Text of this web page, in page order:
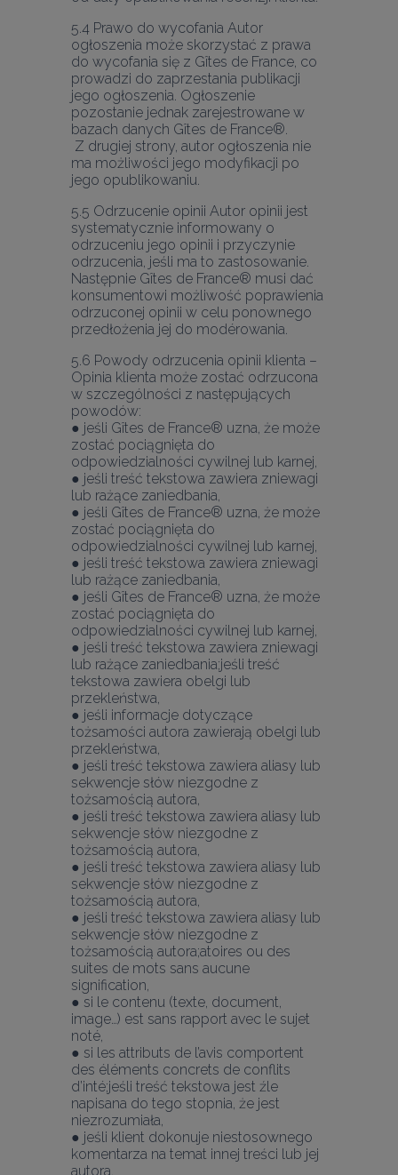
5.4 Prawo do wycofania Autor
ogłoszenia może skorzystać z prawa
do wycofania się z Gîtes de France, co
prowadzi do zaprzestania publikacji
jego ogłoszenia. Ogłoszenie
pozostanie jednak zarejestrowane w
bazach danych Gîtes de France®.
ma możliwości jego modyfikacji po
5.5 Odrzucenie opinii Autor opinii jest
systematycznie informowany o
odrzuceniu jego opinii i przyczynie
odrzucenia, jeśli ma to zastosowanie.
Następnie Gîtes de France® musi dać
konsumentowi możliwość poprawienia
odrzuconej opinii w celu ponownego
5.6 Powody odrzucenia opinii klienta –
Opinia klienta może zostać odrzucona
w szczególności z następujących
powodów:
● jeśli Gîtes de France® uzna, że może
zostać pociągnięta do
odpowiedzialności cywilnej lub karnej,
● jeśli treść tekstowa zawiera zniewagi
lub rażące zaniedbania,
● jeśli Gîtes de France® uzna, że może
zostać pociągnięta do
odpowiedzialności cywilnej lub karnej,
● jeśli treść tekstowa zawiera zniewagi
lub rażące zaniedbania,
● jeśli Gîtes de France® uzna, że może
zostać pociągnięta do
odpowiedzialności cywilnej lub karnej,
● jeśli treść tekstowa zawiera zniewagi
lub rażące zaniedbania;jeśli treść
tekstowa zawiera obelgi lub
przekleństwa,
● jeśli informacje dotyczące
tożsamości autora zawierają obelgi lub
przekleństwa,
● jeśli treść tekstowa zawiera aliasy lub
sekwencje słów niezgodne z
tożsamością autora,
● jeśli treść tekstowa zawiera aliasy lub
sekwencje słów niezgodne z
tożsamością autora,
● jeśli treść tekstowa zawiera aliasy lub
sekwencje słów niezgodne z
tożsamością autora,
● jeśli treść tekstowa zawiera aliasy lub
sekwencje słów niezgodne z
tożsamością autora;atoires ou des
suites de mots sans aucune
signification,
● si le contenu (texte, document,
image…) est sans rapport avec le sujet
noté,
● si les attributs de l’avis comportent
des éléments concrets de conflits
d’inté;jeśli treść tekstowa jest źle
napisana do tego stopnia, że jest
niezrozumiała,
● jeśli klient dokonuje niestosownego
komentarza na temat innej treści lub jej
autora,